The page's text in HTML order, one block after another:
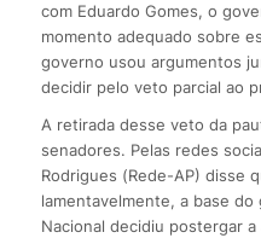
com Eduardo Gomes, o
momento adequado sobre
governo usou argumentos
decidir pelo veto parcial ao
A retirada desse veto da
senadores. Pelas redes
Rodrigues (Rede-AP) disse
lamentavelmente, a base
Nacional decidiu postergar